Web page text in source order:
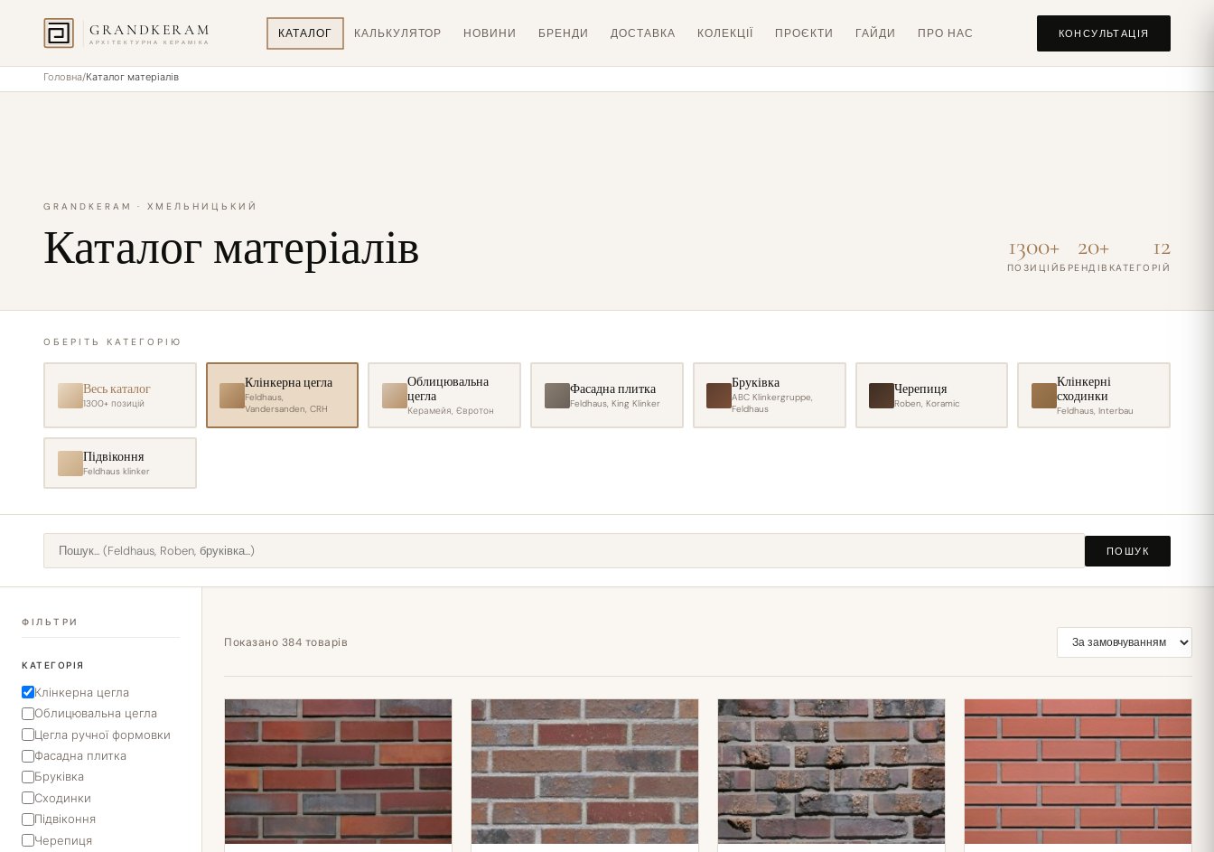
GRANDKERAM
АРХІТЕКТУРНА КЕРАМІКА
КАТАЛОГ КАЛЬКУЛЯТОР НОВИНИ БРЕНДИ ДОСТАВКА КОЛЕКЦІЇ ПРОЄКТИ ГАЙДИ ПРО НАС КОНСУЛЬТАЦІЯ
Головна Каталог матеріалів
GRANDKERAM · ХМЕЛЬНИЦЬКИЙ
Каталог матеріалів 1300+
ПОЗИЦІЙ
20+
БРЕНДІВ
12
КАТЕГОРІЙ
ОБЕРІТЬ КАТЕГОРІЮ
Весь каталог
1300+позицій
Клінкерна цегла
Feldhaus,
Vandersanden, CRH
Облицювальна
цегла
Керамейя, Євротон
Фасадна плитка
Feldhaus, King Klinker
Бруківка
ABC Klinkergruppe,
Feldhaus
Черепиця
Roben, Koramic
Клінкерні
сходинки
Feldhaus, Interbau
Підвіконня
Feldhaus klinker
ПОШУК
ФІЛЬТРИ
КАТЕГОРІЯ
Клінкерна цегла
Облицювальна цегла
Цегла ручної формовки
Фасадна плитка
Бруківка
Сходинки
Підвіконня
Черепиця
Показано 384 товарів